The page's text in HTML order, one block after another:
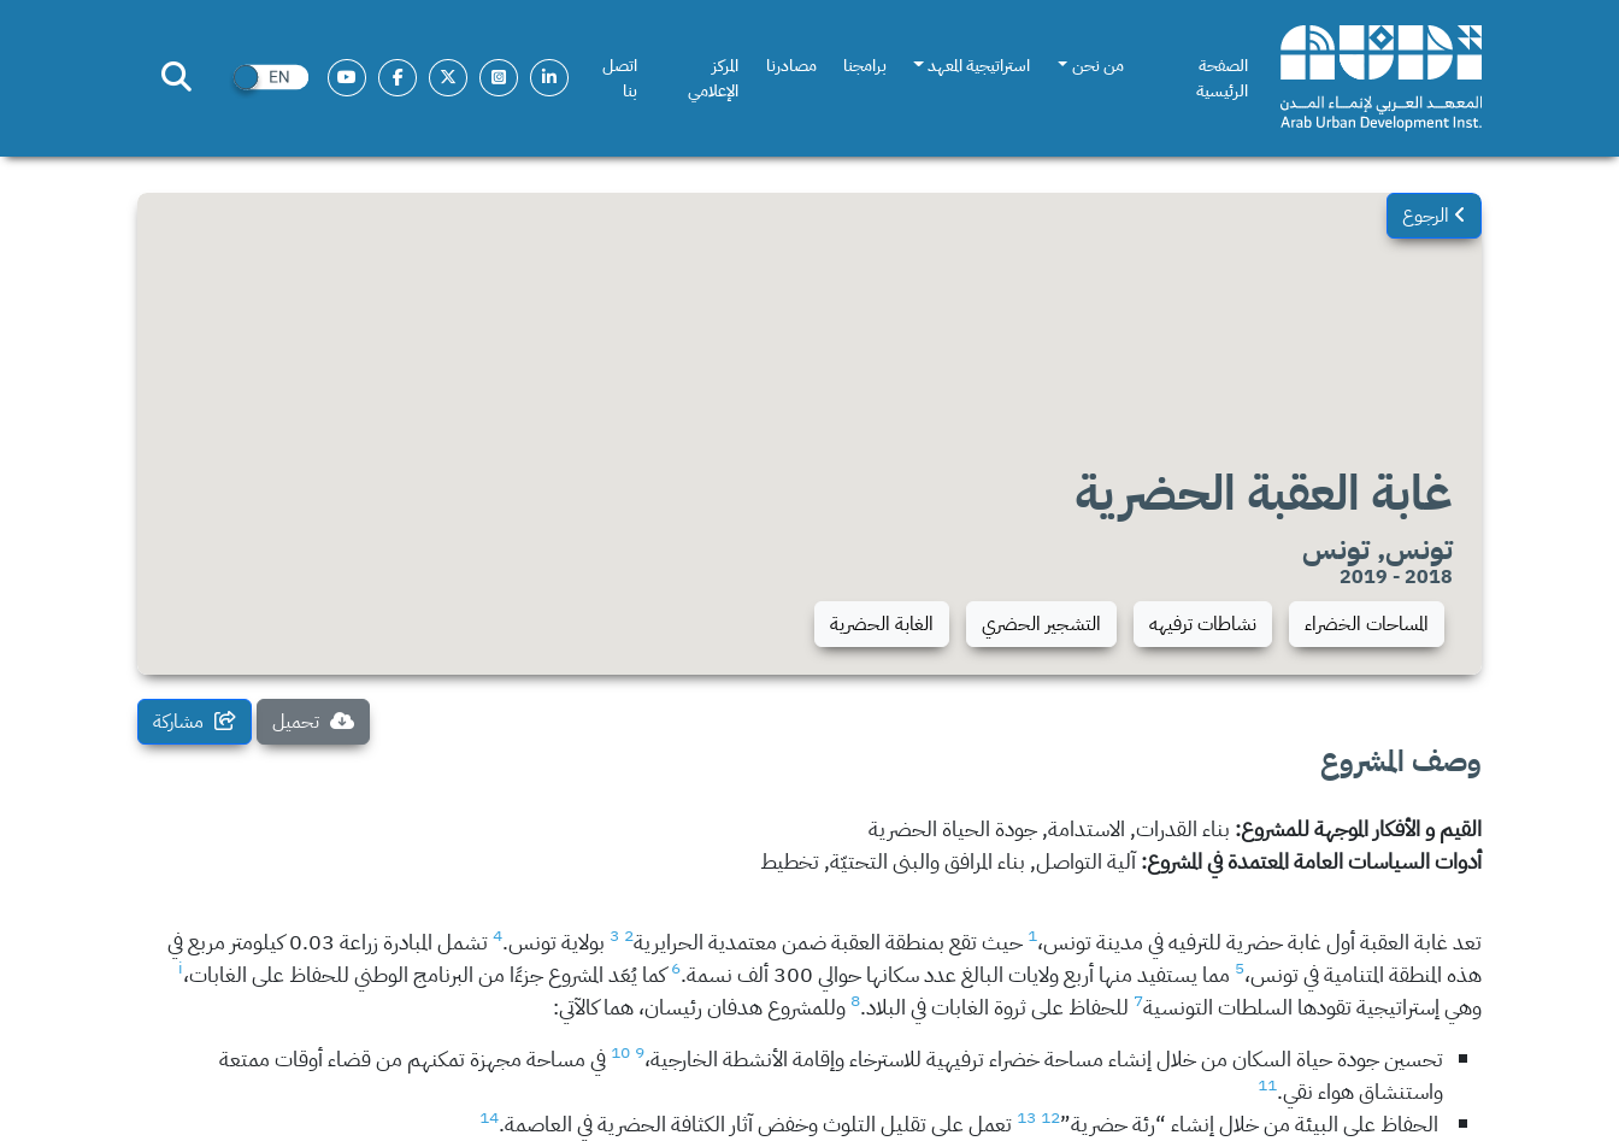
الصفحة
الرئيسية
من نحن استراتيجية المعهد برامجنا مصادرنا
المركز
الإعلامي
اتصل
بنا
الرجوع
غابة العقبة الحضرية
تونس, تونس
2018 - 2019
المساحات الخضراء
نشاطات ترفيهه التشجير الحضري الغابة الحضرية
تحميل مشاركة
وصف المشروع
القيم و الأفكار الموجهة للمشروع: بناء القدرات, الاستدامة, جودة الحياة الحضرية
أدوات السياسات العامة المعتمدة في المشروع:آلية التواصل, بناء المرافق والبنى التحتيّة, تخطيط
تعد غابة العقبة أول غابة حضرية للترفيه في مدينة تونس،1 حيث تقع بمنطقة العقبة ضمن معتمدية الحرايرية2
3 بولاية تونس.4
تشمل المبادرة زراعة 0.03 كيلومتر مربع في
هذه المنطقة المتنامية في تونس،5 مما يستفيد منها أربع ولايات البالغ عدد سكانها حوالي 300 ألف نسمة. 6كما يُعَد المشروع جزءًا من البرنامج الوطني للحفاظ على الغابات،i
وهي إستراتيجية تقودها السلطات التونسية7 للحفاظ على ثروة الغابات في البلاد.8 وللمشروع هدفان رئيسان، هما كالآتي:
تحسين جودة حياة السكان من خلال إنشاء مساحة خضراء ترفيهية للاسترخاء وإقامة الأنشطة الخارجية،9
10 في مساحة مجهزة تمكنهم من قضاء أوقات ممتعة
واستنشاق هواء نقي.11
الحفاظ على البيئة من خلال إنشاء “رئة حضرية”12
13 تعمل على تقليل التلوث وخفض آثار الكثافة الحضرية في العاصمة.14